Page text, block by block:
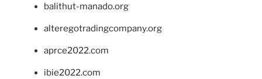
balithut-manado.org
alteregotradingcompany.org
aprce2022.com
ibie2022.com